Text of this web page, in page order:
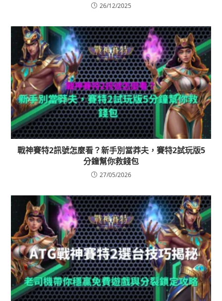
26/12/2025
戰神賽特2訊號怎麼看？新手別當莽夫，賽特2試玩版5
分鐘幫你救錢包
27/05/2026